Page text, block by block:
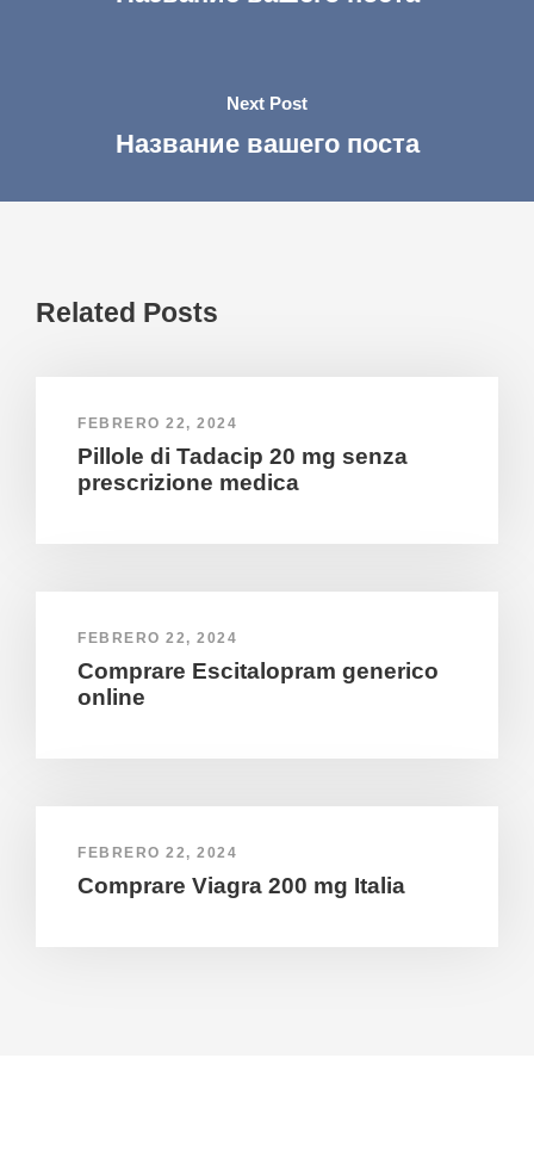
Next Post
Название вашего поста
Related Posts
FEBRERO 22, 2024
Pillole di Tadacip 20 mg senza
prescrizione medica
FEBRERO 22, 2024
Comprare Escitalopram generico
online
FEBRERO 22, 2024
Comprare Viagra 200 mg Italia